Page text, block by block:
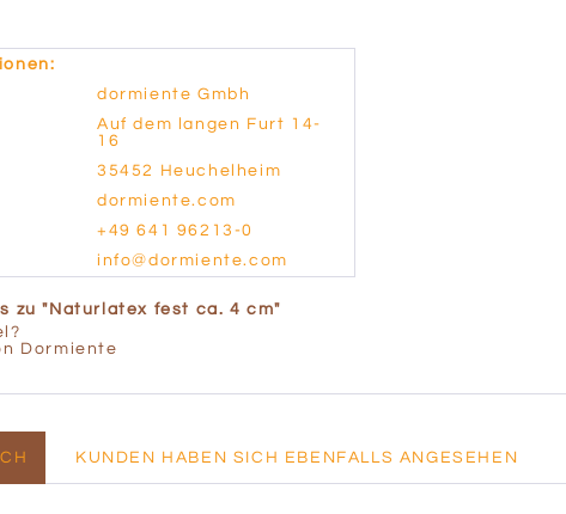
dormiente Gmbh
Auf dem langen Furt 14-
16
35452 Heuchelheim
dormiente.com
+49 641 96213-0
info@dormiente.com
zu "Naturlatex fest ca. 4 cm"
Dormiente
KUNDEN HABEN SICH EBENFALLS ANGESEHEN